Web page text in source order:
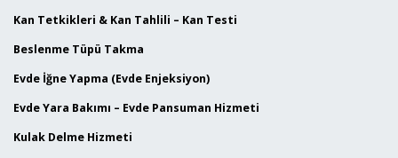
Kan Tetkikleri & Kan Tahlili – Kan Testi
Beslenme Tüpü Takma
Evde İğne Yapma (Evde Enjeksiyon)
Evde Yara Bakımı – Evde Pansuman Hizmeti
Kulak Delme Hizmeti